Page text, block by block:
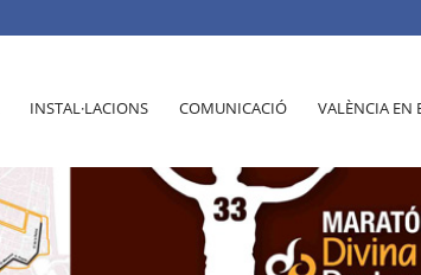
INSTAL·LACIONS COMUNICACIÓ VALÈNCIA EN